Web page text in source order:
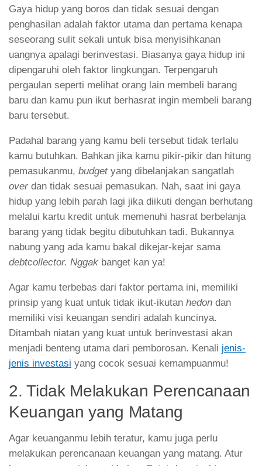
Gaya hidup yang boros dan tidak sesuai dengan
penghasilan adalah faktor utama dan pertama kenapa
seseorang sulit sekali untuk bisa menyisihkanan
uangnya apalagi berinvestasi. Biasanya gaya hidup ini
dipengaruhi oleh faktor lingkungan. Terpengaruh
pergaulan seperti melihat orang lain membeli barang
baru dan kamu pun ikut berhasrat ingin membeli barang
baru tersebut.
Padahal barang yang kamu beli tersebut tidak terlalu
kamu butuhkan. Bahkan jika kamu pikir-pikir dan hitung
pemasukanmu, budgetyang dibelanjakan sangatlah
over dan tidak sesuai pemasukan. Nah, saat ini gaya
hidup yang lebih parah lagi jika diikuti dengan berhutang
melalui kartu kredit untuk memenuhi hasrat berbelanja
barang yang tidak begitu dibutuhkan tadi. Bukannya
nabung yang ada kamu bakal dikejar-kejar sama
debtcollector. Nggak banget kan ya!
Agar kamu terbebas dari faktor pertama ini, memiliki
prinsip yang kuat untuk tidak ikut-ikutan hedon dan
memiliki visi keuangan sendiri adalah kuncinya.
Ditambah niatan yang kuat untuk berinvestasi akan
menjadi benteng utama dari pemborosan. Kenali jenis-
jenis investasi yang cocok sesuai kemampuanmu!
2. Tidak Melakukan Perencanaan
Keuangan yang Matang
Agar keuanganmu lebih teratur, kamu juga perlu
melakukan perencanaan keuangan yang matang. Atur